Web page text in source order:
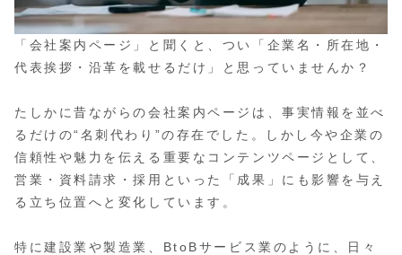
「会社案内ページ」と聞くと、つい「企業名・所在地・
代表挨拶・沿革を載せるだけ」と思っていませんか？
たしかに昔ながらの会社案内ページは、事実情報を並べ
るだけの“名刺代わり”の存在でした。しかし今や企業の
信頼性や魅力を伝える重要なコンテンツページとして、
営業・資料請求・採用といった「成果」にも影響を与え
る立ち位置へと変化しています。
特に建設業や製造業、BtoBサービス業のように、日々